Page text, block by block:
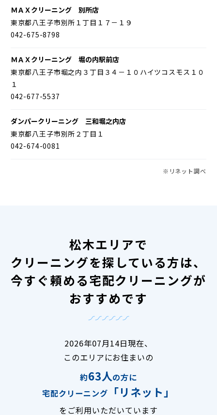
ＭＡＸクリーニング 別所店
東京都八王子市別所１丁目１７－１９
042-675-8798
ＭＡＸクリーニング 堀の内駅前店
東京都八王子市堀之内３丁目３４－１０ハイツコスモス１０
１
042-677-5537
ダンパークリーニング 三和堀之内店
東京都八王子市別所２丁目１
042-674-0081
※リネット調べ
松木エリアで
クリーニングを探している方は、
今すぐ頼める宅配クリーニングが
おすすめです
2026年07月14日現在、
このエリアにお住まいの
約63人の方に
宅配クリーニング
「リネット」
をご利用いただいています